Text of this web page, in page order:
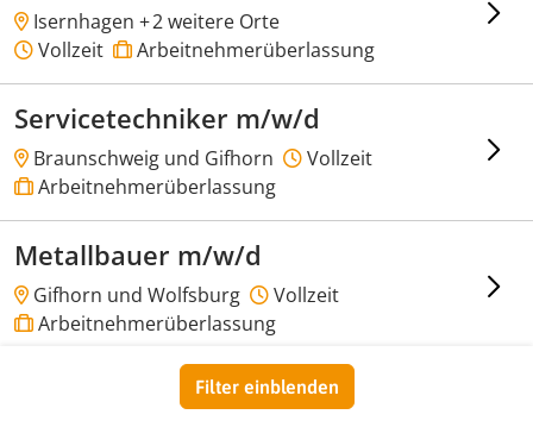
Filter einblenden
Isernhagen +2 weitere Orte
Vollzeit
Arbeitnehmerüberlassung
Servicetechniker m/w/d
Braunschweig und Gifhorn
Vollzeit
Arbeitnehmerüberlassung
Metallbauer m/w/d
Gifhorn und Wolfsburg
Vollzeit
Arbeitnehmerüberlassung
Produktionsmitarbeiter